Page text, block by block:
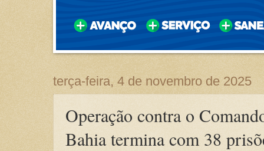
terça-feira, 4 de novembro de 2025
Operação contra o
Bahia termina com 38